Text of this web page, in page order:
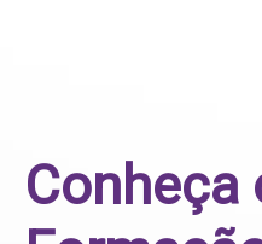
Conheça